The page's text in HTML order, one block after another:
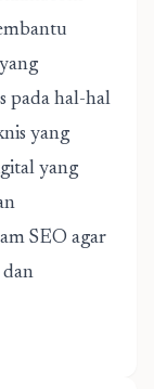
pada hal-hal
yang
yang
SEO agar